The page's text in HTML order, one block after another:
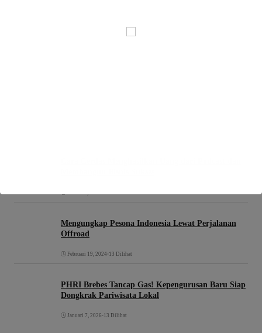
Mengungkap Pesona Indonesia Lewat Perjalanan
Offroad
Februari 19, 2024 • 13 Dilihat
PHRI Brebes Tancap Gas! Kepengurusan Baru Siap
Dongkrak Pariwisata Lokal
Januari 7, 2026 • 13 Dilihat